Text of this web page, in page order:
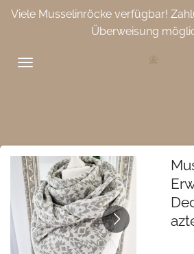
Zum
Viele Musselinröcke verfügbar!
Überweisung